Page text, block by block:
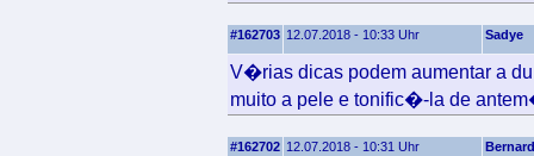
#162703 12.07.2018 - 10:33 Uhr Sadye
V�rias dicas podem aumentar a
muito a pele e tonific�-la de
#162702 12.07.2018 - 10:31 Uhr Bernard